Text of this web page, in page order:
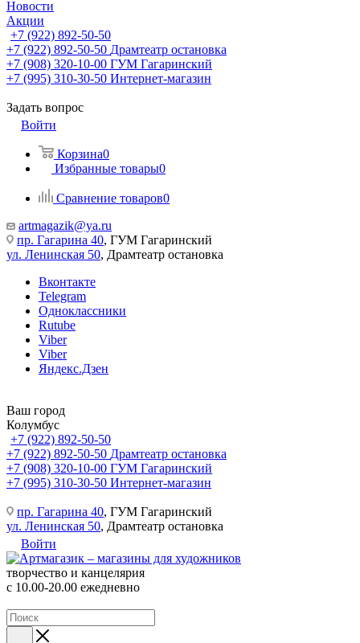
Новости
Акции
+7 (922) 892-50-50
+7 (922) 892-50-50 Драмтеатр остановка
+7 (908) 320-10-00 ГУМ Гагаринский
+7 (995) 310-30-50 Интернет-магазин
Задать вопрос
Войти
Корзина0
Избранные товары0
Сравнение товаров0
artmagazik@ya.ru
пр. Гагарина 40, ГУМ Гагаринский
ул. Ленинская 50, Драмтеатр остановка
Вконтакте
Telegram
Одноклассники
Rutube
Viber
Viber
Яндекс.Дзен
Ваш город
Колумбус
+7 (922) 892-50-50
+7 (922) 892-50-50 Драмтеатр остановка
+7 (908) 320-10-00 ГУМ Гагаринский
+7 (995) 310-30-50 Интернет-магазин
пр. Гагарина 40, ГУМ Гагаринский
ул. Ленинская 50, Драмтеатр остановка
Войти
творчество и канцелярия
с 10.00-20.00 ежедневно